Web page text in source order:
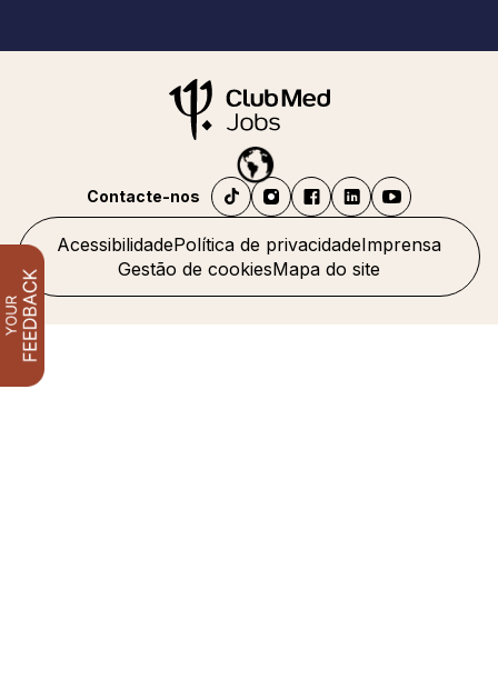
AcessibilidadePolítica de privacidadeImprensa
Gestão de cookiesMapa do site
Contacte-nos